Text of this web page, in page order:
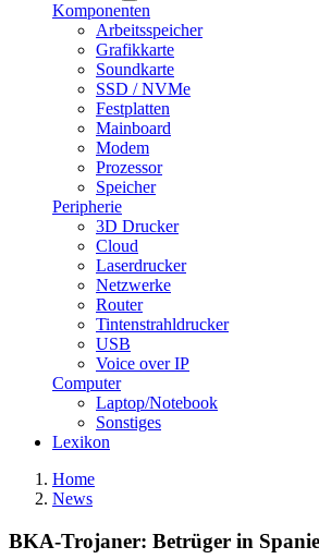
Komponenten
Arbeitsspeicher
Grafikkarte
Soundkarte
SSD / NVMe
Festplatten
Mainboard
Modem
Prozessor
Speicher
Peripherie
3D Drucker
Cloud
Laserdrucker
Netzwerke
Router
Tintenstrahldrucker
USB
Voice over IP
Computer
Laptop/Notebook
Sonstiges
Lexikon
Home
News
BKA-Trojaner: Betrüger in